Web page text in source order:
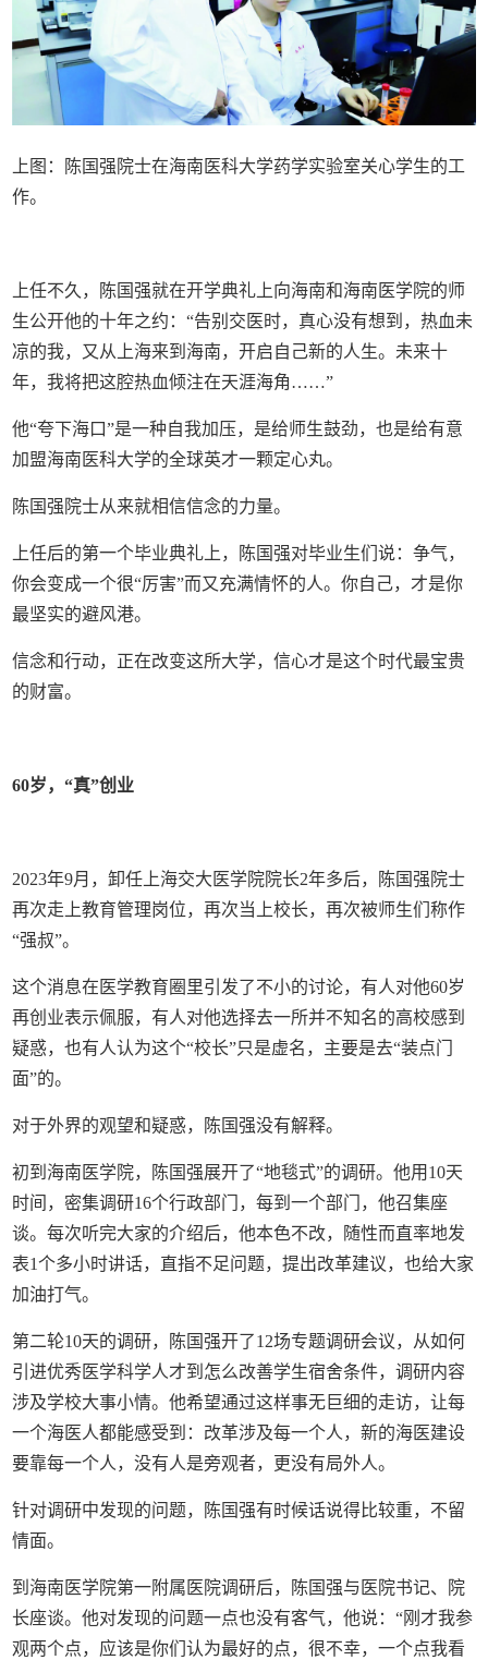
上图：陈国强院士在海南医科大学药学实验室关心学生的工
作。
上任不久，陈国强就在开学典礼上向海南和海南医学院的师
生公开他的十年之约：“告别交医时，真心没有想到，热血未
凉的我，又从上海来到海南，开启自己新的人生。未来十
年，我将把这腔热血倾注在天涯海角……”
他“夸下海口”是一种自我加压，是给师生鼓劲，也是给有意
加盟海南医科大学的全球英才一颗定心丸。
陈国强院士从来就相信信念的力量。
上任后的第一个毕业典礼上，陈国强对毕业生们说：争气，
你会变成一个很“厉害”而又充满情怀的人。你自己，才是你
最坚实的避风港。
信念和行动，正在改变这所大学，信心才是这个时代最宝贵
的财富。
60岁，“真”创业
2023年9月，卸任上海交大医学院院长2年多后，陈国强院士
再次走上教育管理岗位，再次当上校长，再次被师生们称作
“强叔”。
这个消息在医学教育圈里引发了不小的讨论，有人对他60岁
再创业表示佩服，有人对他选择去一所并不知名的高校感到
疑惑，也有人认为这个“校长”只是虚名，主要是去“装点门
面”的。
对于外界的观望和疑惑，陈国强没有解释。
初到海南医学院，陈国强展开了“地毯式”的调研。他用10天
时间，密集调研16个行政部门，每到一个部门，他召集座
谈。每次听完大家的介绍后，他本色不改，随性而直率地发
表1个多小时讲话，直指不足问题，提出改革建议，也给大家
加油打气。
第二轮10天的调研，陈国强开了12场专题调研会议，从如何
引进优秀医学科学人才到怎么改善学生宿舍条件，调研内容
涉及学校大事小情。他希望通过这样事无巨细的走访，让每
一个海医人都能感受到：改革涉及每一个人，新的海医建设
要靠每一个人，没有人是旁观者，更没有局外人。
针对调研中发现的问题，陈国强有时候话说得比较重，不留
情面。
到海南医学院第一附属医院调研后，陈国强与医院书记、院
长座谈。他对发现的问题一点也没有客气，他说：“刚才我参
观两个点，应该是你们认为最好的点，很不幸，一个点我看